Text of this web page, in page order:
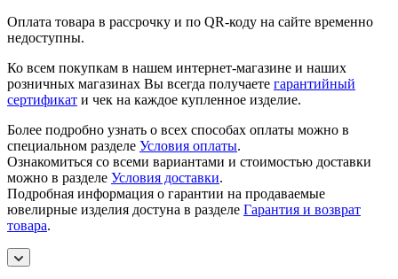
Оплата товара в рассрочку и по QR-коду на сайте временно
недоступны.
Ко всем покупкам в нашем интернет-магазине и наших
розничных магазинах Вы всегда получаете гарантийный
сертификат и чек на каждое купленное изделие.
Более подробно узнать о всех способах оплаты можно в
специальном разделе Условия оплаты.
Ознакомиться со всеми вариантами и стоимостью доставки
можно в разделе Условия доставки.
Подробная информация о гарантии на продаваемые
ювелирные изделия достуна в разделе Гарантия и возврат
товара.